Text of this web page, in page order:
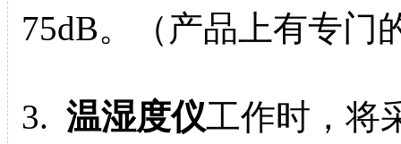
75dB。（产品上有专门
3. 温湿度仪工作时，将